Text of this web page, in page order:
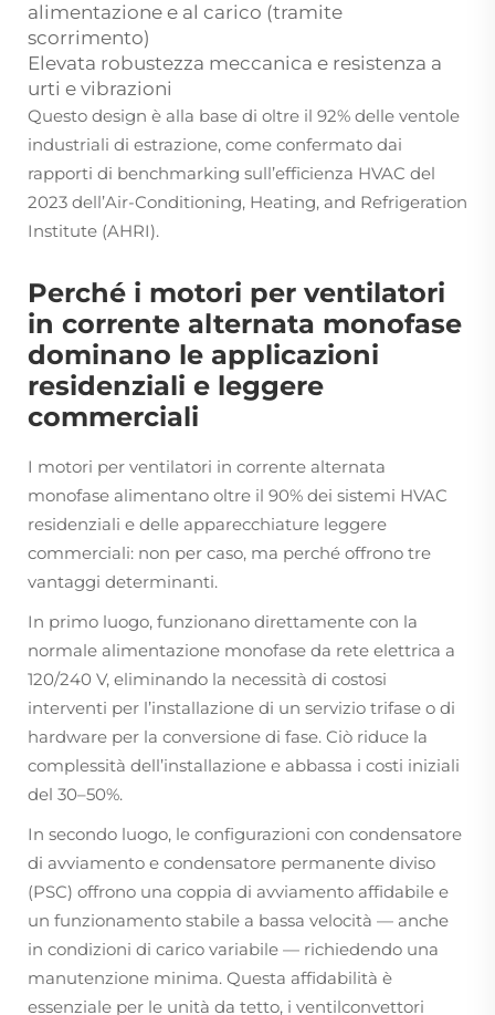
alimentazione e al carico (tramite
scorrimento)
Elevata robustezza meccanica e resistenza a
urti e vibrazioni
Questo design è alla base di oltre il 92% delle ventole
industriali di estrazione, come confermato dai
rapporti di benchmarking sull’efficienza HVAC del
2023 dell’Air-Conditioning, Heating, and Refrigeration
Institute (AHRI).
Perché i motori per ventilatori
in corrente alternata monofase
dominano le applicazioni
residenziali e leggere
commerciali
I motori per ventilatori in corrente alternata
monofase alimentano oltre il 90% dei sistemi HVAC
residenziali e delle apparecchiature leggere
commerciali: non per caso, ma perché offrono tre
vantaggi determinanti.
In primo luogo, funzionano direttamente con la
normale alimentazione monofase da rete elettrica a
120/240 V, eliminando la necessità di costosi
interventi per l’installazione di un servizio trifase o di
hardware per la conversione di fase. Ciò riduce la
complessità dell’installazione e abbassa i costi iniziali
del 30–50%.
In secondo luogo, le configurazioni con condensatore
di avviamento e condensatore permanente diviso
(PSC) offrono una coppia di avviamento affidabile e
un funzionamento stabile a bassa velocità — anche
in condizioni di carico variabile — richiedendo una
manutenzione minima. Questa affidabilità è
essenziale per le unità da tetto, i ventilconvettori